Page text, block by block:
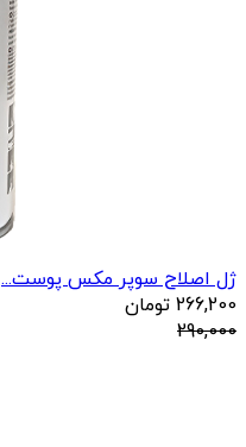
ژل اصلاح سوپر مکس پوست...
266,200 تومان
290,000